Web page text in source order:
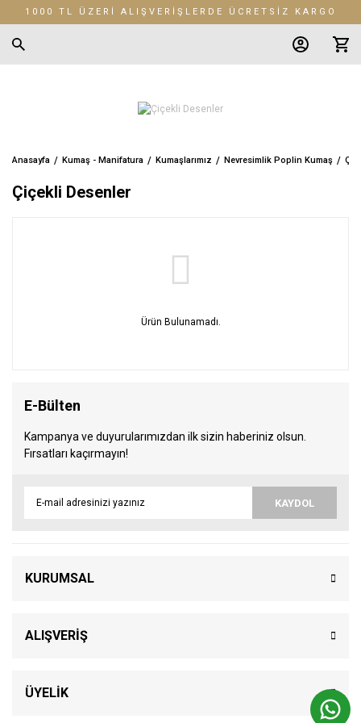
1000 TL ÜZERİ ALIŞVERİŞLERDE ÜCRETSİZ KARGO
Anasayfa Kumaş - Manifatura Kumaşlarımız Nevresimlik Poplin Kumaş
Çiçekli Desenler
Ürün Bulunamadı.
E-Bülten
Kampanya ve duyurularımızdan ilk sizin haberiniz olsun.
Fırsatları kaçırmayın!
KAYDOL
KURUMSAL
ALIŞVERİŞ
ÜYELİK